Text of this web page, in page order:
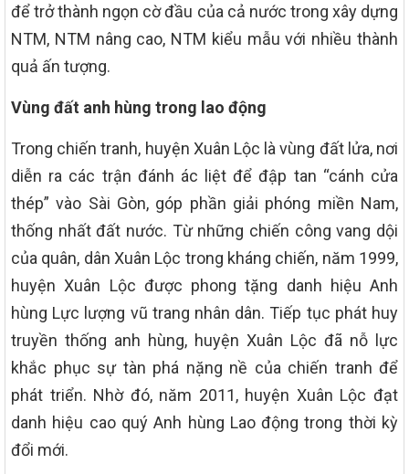
để trở thành ngọn cờ đầu của cả nước trong xây dựng
NTM, NTM nâng cao, NTM kiểu mẫu với nhiều thành
quả ấn tượng.
Vùng đất anh hùng trong lao động
Trong chiến tranh, huyện Xuân Lộc là vùng đất lửa, nơi
diễn ra các trận đánh ác liệt để đập tan “cánh cửa
thép” vào Sài Gòn, góp phần giải phóng miền Nam,
thống nhất đất nước. Từ những chiến công vang dội
của quân, dân Xuân Lộc trong kháng chiến, năm 1999,
huyện Xuân Lộc được phong tặng danh hiệu Anh
hùng Lực lượng vũ trang nhân dân. Tiếp tục phát huy
truyền thống anh hùng, huyện Xuân Lộc đã nỗ lực
khắc phục sự tàn phá nặng nề của chiến tranh để
phát triển. Nhờ đó, năm 2011, huyện Xuân Lộc đạt
danh hiệu cao quý Anh hùng Lao động trong thời kỳ
đổi mới.